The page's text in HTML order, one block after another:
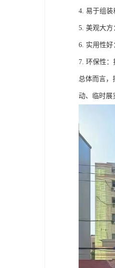
4. 易于组装
5. 美观大方
6. 实用性好
7. 环保性：
总体而言，
动、临时展